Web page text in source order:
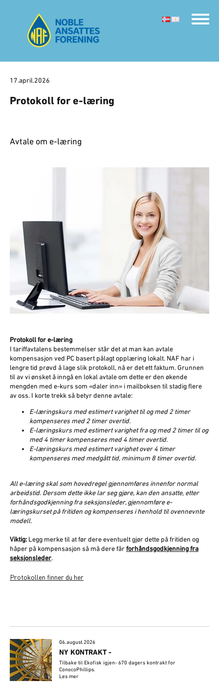
17.april.2026
Protokoll for e-læring
Avtale om e-læring
Protokoll for e-læring
I tariffavtalens bestemmelser står det at man kan avtale
kompensasjon ved PC basert pålagt opplæring lokalt. NAF har i
lengre tid prøvd å lage slik protokoll, nå er det ett faktum. Grunnen
til av vi ønsket å inngå en lokal avtale om dette er den økende
mengden med e-kurs som «daler inn» i mailboksen til stadig flere
av oss. I korte trekk så betyr denne avtale:
E-læringskurs med estimert varighet til og med 2 timer
kompenseres med 2 timer overtid.
E-læringskurs med estimert varighet fra og med 2 timer til og
med 4 timer kompenseres med 4 timer overtid.
E-læringskurs med estimert varighet over 4 timer
kompenseres med medgått tid, minimum 8 timer overtid.
All e-læring skal som hovedregel gjennomføres innenfor normal
arbeidstid. Dersom dette ikke lar seg gjøre, kan den ansatte, etter
forhåndsgodkjenning fra seksjonsleder, gjennomføre e-
læringskurset på fritiden og kompenseres i henhold til ovennevnte
modell.
Viktig: Legg merke til at før dere eventuelt gjør dette på fritiden og
håper på kompensasjon så må dere fårforhåndsgodkjenning fra
seksjonsleder.
Protokollen finner du her
06.august.2026
NY KONTRAKT -
Tilbake til Ekofisk igjen- 670 dagers kontrakt for
ConocoPhillips.
Les mer